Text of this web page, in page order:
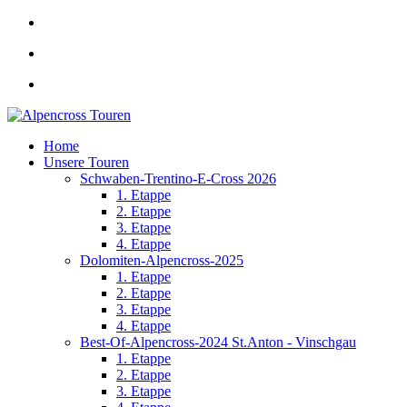
Home
Unsere Touren
Schwaben-Trentino-E-Cross 2026
1. Etappe
2. Etappe
3. Etappe
4. Etappe
Dolomiten-Alpencross-2025
1. Etappe
2. Etappe
3. Etappe
4. Etappe
Best-Of-Alpencross-2024 St.Anton - Vinschgau
1. Etappe
2. Etappe
3. Etappe